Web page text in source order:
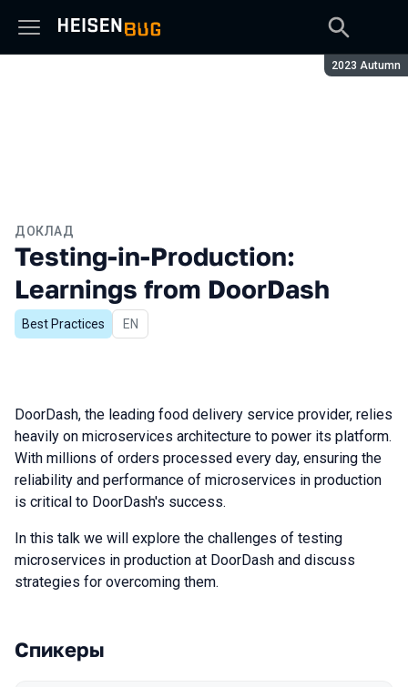
Сезон:
2023 Autumn
ДОКЛАД
Testing-in-Production:
Learnings from DoorDash
Best Practices На английском языке
EN
DoorDash, the leading food delivery service provider, relies
heavily on microservices architecture to power its platform.
With millions of orders processed every day, ensuring the
reliability and performance of microservices in production
is critical to DoorDash's success.
In this talk we will explore the challenges of testing
microservices in production at DoorDash and discuss
strategies for overcoming them.
Спикеры